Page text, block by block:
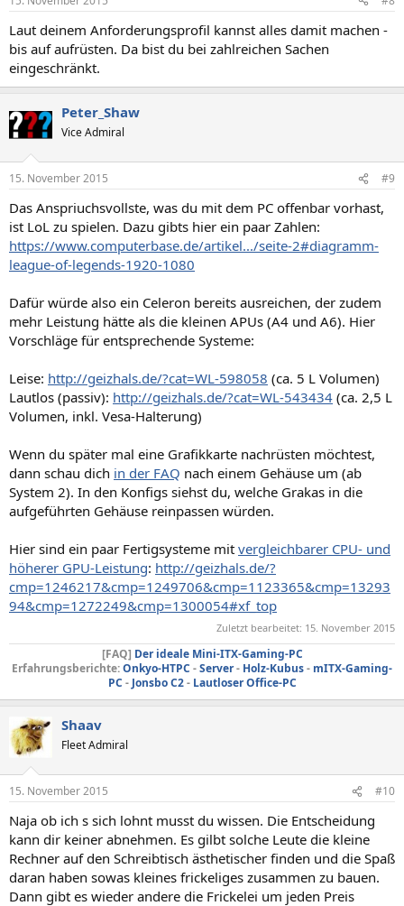
Laut deinem Anforderungsprofil kannst alles damit machen -
bis auf aufrüsten. Da bist du bei zahlreichen Sachen
eingeschränkt.
Peter_Shaw
Vice Admiral
15. November 2015 #9
Das Anspriuchsvollste, was du mit dem PC offenbar vorhast,
ist LoL zu spielen. Dazu gibts hier ein paar Zahlen:
https://www.computerbase.de/artikel.../seite-2#diagramm-
league-of-legends-1920-1080
Dafür würde also ein Celeron bereits ausreichen, der zudem
mehr Leistung hätte als die kleinen APUs (A4 und A6). Hier
Vorschläge für entsprechende Systeme:
Leise: http://geizhals.de/?cat=WL-598058 (ca. 5 L Volumen)
Lautlos (passiv): http://geizhals.de/?cat=WL-543434 (ca. 2,5 L
Volumen, inkl. Vesa-Halterung)
Wenn du später mal eine Grafikkarte nachrüsten möchtest,
dann schau dich in der FAQ nach einem Gehäuse um (ab
System 2). In den Konfigs siehst du, welche Grakas in die
aufgeführten Gehäuse reinpassen würden.
Hier sind ein paar Fertigsysteme mit vergleichbarer CPU- und
höherer GPU-Leistung: http://geizhals.de/?
cmp=1246217&cmp=1249706&cmp=1123365&cmp=13293
94&cmp=1272249&cmp=1300054#xf_top
Zuletzt bearbeitet: 15. November 2015
[FAQ] Der ideale Mini-ITX-Gaming-PC
Erfahrungsberichte:Onkyo-HTPC -Server- Holz-Kubus- mITX-Gaming-
PC - Jonsbo C2- Lautloser Office-PC
Shaav
Fleet Admiral
15. November 2015 #10
Naja ob ich s sich lohnt musst du wissen. Die Entscheidung
kann dir keiner abnehmen. Es gilbt solche Leute die kleine
Rechner auf den Schreibtisch ästhetischer finden und die Spaß
daran haben sowas kleines frickeliges zusammen zu bauen.
Dann gibt es wieder andere die Frickelei um jeden Preis